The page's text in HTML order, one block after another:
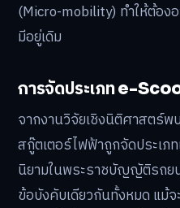
(Micro-mobility) ทำให้ต้อง
มีอยู่เดิม
การจัดประเภท e-
จากงานวิจัยเชิงนิติศาสตร์พ
สกู๊ตเตอร์ไฟฟ้าถูกจัดประเภ
นิยามในพระราชบัญญัติรถย
ข้อบังคับเดียวกันทั้งหมด แม้